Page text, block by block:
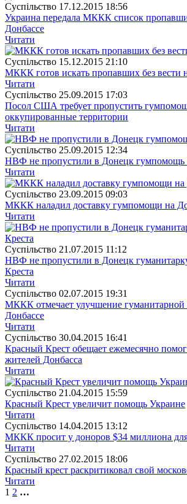
Суспiльство 17.12.2015 18:56
Украина передала МККК список
Донбассе
Читати
Суспiльство 15.12.2015 21:10
МККК готов искать пропавших без вести
Читати
Суспiльство 25.09.2015 17:03
Посол США требует пропустить
оккупированные территории
Читати
Суспiльство 25.09.2015 12:34
НВФ не пропустили в Донецк
Читати
Суспiльство 23.09.2015 09:03
МККК наладил доставку гумпомощи на
Читати
Суспiльство 21.07.2015 11:12
НВФ не пропустили в Донецк
Креста
Читати
Суспiльство 02.07.2015 19:31
МККК отмечает улучшение гуманитарной
Донбассе
Читати
Суспiльство 30.04.2015 16:41
Красный Крест обещает ежемесячно
жителей Донбасса
Читати
Суспiльство 21.04.2015 15:59
Красный Крест увеличит помощь Украине
Читати
Суспiльство 14.04.2015 13:12
МККК просит у доноров $34 миллиона
Читати
Суспiльство 27.02.2015 18:06
Красный крест раскритиковал свой
Читати
1 2 …